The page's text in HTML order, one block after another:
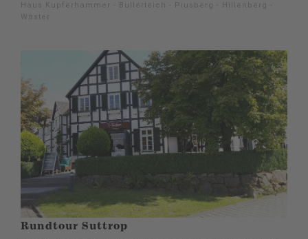
Haus Kupferhammer - Bullerteich - Piusberg - Hillenberg -
Wäster
Rundtour Suttrop